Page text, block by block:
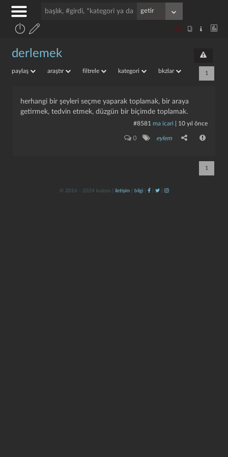
derlemek
paylaş araştır filtrele kategori bkzlar 1
herhangi bir şeyleri seçme yaparak toplamak, bir araya
getirmek, tedvin etmek, düzgün bir biçimde toplamak.
#8581 ma icari 10 yıl önce
0 eylem
1
© 2016 - 2024 kulzos | iletişim| bilgi| | |